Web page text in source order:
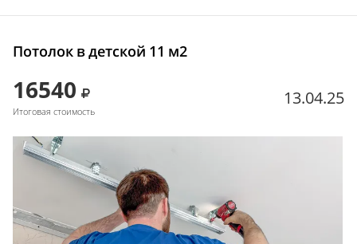
Потолок в детской 11 м2
16540
Итоговая стоимость
13.04.25